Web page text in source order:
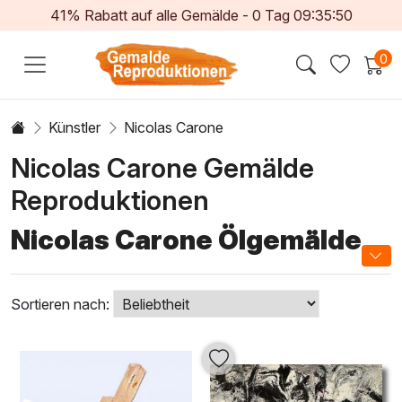
41% Rabatt auf alle Gemälde - 0 Tag 09:35:49
0
Künstler Nicolas Carone
Nicolas Carone Gemälde
Reproduktionen
Nicolas Carone Ölgemälde
Entdecken Sie die faszinierende Welt derNicolas Carone
Ölgemälde
, die durch kräftige Farben, dynamische
Formen und faszinierende Texturen bestechen. Carone,
ein bedeutender amerikanischer Künstler des 20.
Jahrhunderts, vereint Elemente des Expressionismus und
der Abstraktion in seinen Werken. Jedes Gemälde erzählt
Sortieren nach: